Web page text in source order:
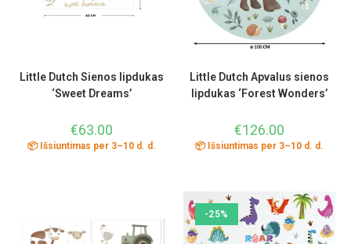
Little Dutch Sienos lipdukas
‘Sweet Dreams’
€63.00
📦 Išsiuntimas per 3–10 d. d.
Little Dutch Apvalus sienos
lipdukas ‘Forest Wonders’
€126.00
📦 Išsiuntimas per 3–10 d. d.
-25%